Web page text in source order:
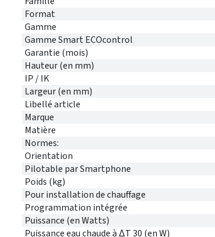
Format
Gamme
Gamme Smart ECOcontrol
Garantie (mois)
Hauteur (en mm)
IP / IK
Largeur (en mm)
Libellé article
Marque
Matière
Normes:
Orientation
Pilotable par Smartphone
Poids (kg)
Pour installation de chauffage
Programmation intégrée
Puissance (en Watts)
Puissance eau chaude à ∆T 30 (en W)